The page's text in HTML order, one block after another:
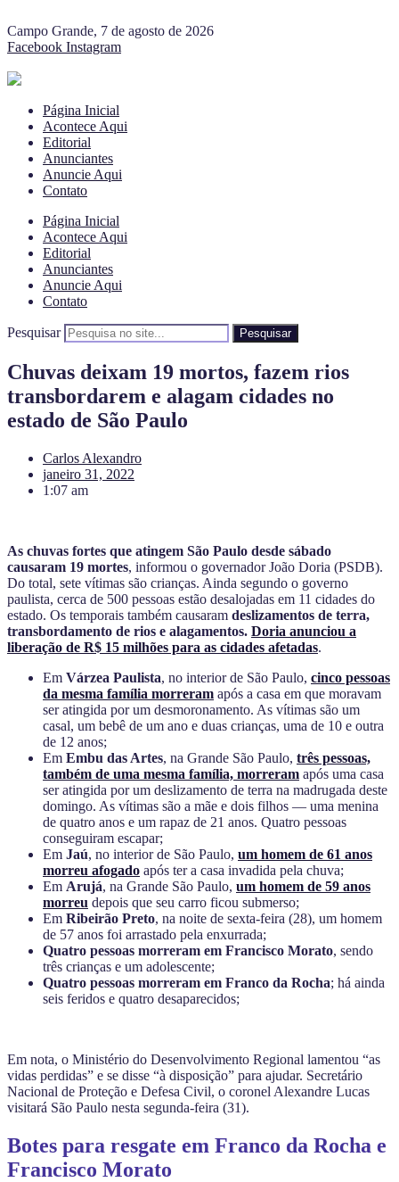
Campo Grande, 7 de agosto de 2026
Facebook Instagram
Página Inicial
Acontece Aqui
Editorial
Anunciantes
Anuncie Aqui
Contato
Página Inicial
Acontece Aqui
Editorial
Anunciantes
Anuncie Aqui
Contato
Pesquisar Pesquisar
Chuvas deixam 19 mortos, fazem rios
transbordarem e alagam cidades no
estado de São Paulo
Carlos Alexandro
janeiro 31, 2022
1:07 am
As chuvas fortes que atingem São Paulo desde sábado
causaram 19 mortes, informou o governador João Doria (PSDB).
Do total, sete vítimas são crianças. Ainda segundo o governo
paulista, cerca de 500 pessoas estão desalojadas em 11 cidades do
estado. Os temporais também causaram deslizamentos de terra,
transbordamento de rios e alagamentos. Doria anunciou a
liberação de R$ 15 milhões para as cidades afetadas.
Em Várzea Paulista, no interior de São Paulo, cinco pessoas
da mesma família morreram após a casa em que moravam
ser atingida por um desmoronamento. As vítimas são um
casal, um bebê de um ano e duas crianças, uma de 10 e outra
de 12 anos;
Em Embu das Artes, na Grande São Paulo, três pessoas,
também de uma mesma família, morreram após uma casa
ser atingida por um deslizamento de terra na madrugada deste
domingo. As vítimas são a mãe e dois filhos — uma menina
de quatro anos e um rapaz de 21 anos. Quatro pessoas
conseguiram escapar;
Em Jaú, no interior de São Paulo, um homem de 61 anos
morreu afogado após ter a casa invadida pela chuva;
Em Arujá, na Grande São Paulo, um homem de 59 anos
morreu depois que seu carro ficou submerso;
Em Ribeirão Preto, na noite de sexta-feira (28), um homem
de 57 anos foi arrastado pela enxurrada;
Quatro pessoas morreram em Francisco Morato, sendo
três crianças e um adolescente;
Quatro pessoas morreram em Franco da Rocha; há ainda
seis feridos e quatro desaparecidos;
Em nota, o Ministério do Desenvolvimento Regional lamentou “as
vidas perdidas” e se disse “à disposição” para ajudar. Secretário
Nacional de Proteção e Defesa Civil, o coronel Alexandre Lucas
visitará São Paulo nesta segunda-feira (31).
Botes para resgate em Franco da Rocha e
Francisco Morato